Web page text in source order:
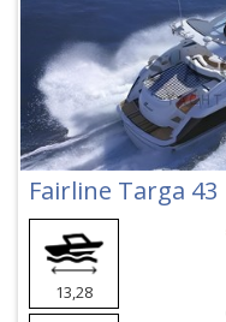
Fairline Targa 43
13,28